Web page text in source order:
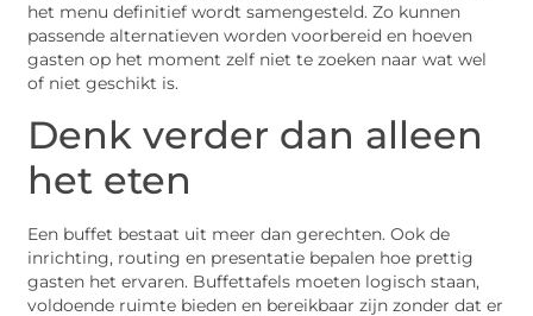
het menu definitief wordt samengesteld. Zo kunnen
passende alternatieven worden voorbereid en hoeven
gasten op het moment zelf niet te zoeken naar wat wel
of niet geschikt is.
Denk verder dan alleen
het eten
Een buffet bestaat uit meer dan gerechten. Ook de
inrichting, routing en presentatie bepalen hoe prettig
gasten het ervaren. Buffettafels moeten logisch staan,
voldoende ruimte bieden en bereikbaar zijn zonder dat er